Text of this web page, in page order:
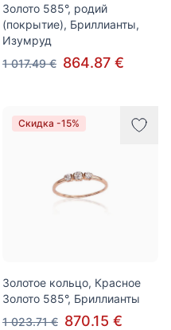
Золото 585°, родий
(покрытие), Бриллианты,
Изумруд
1 017.49 € 864.87 €
Скидка -15%
Золотое кольцо, Красное
Золото 585°, Бриллианты
1 023.71 € 870.15 €